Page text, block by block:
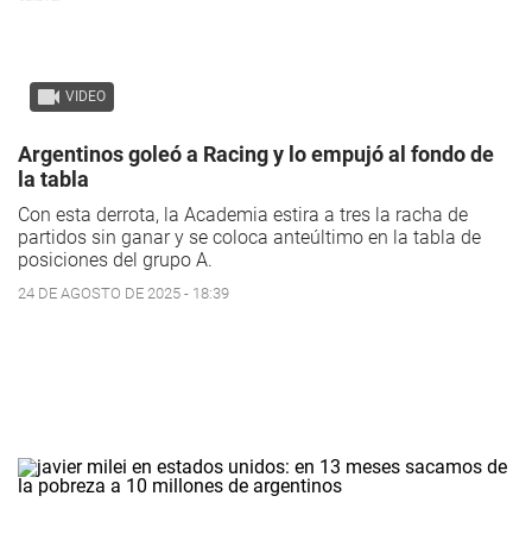
VIDEO
Argentinos goleó a Racing y lo empujó al fondo de
la tabla
Con esta derrota, la Academia estira a tres la racha de
partidos sin ganar y se coloca anteúltimo en la tabla de
posiciones del grupo A.
24 DE AGOSTO DE 2025 - 18:39